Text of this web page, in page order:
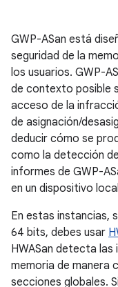
GWP-ASan está
seguridad de la
los usuarios. GWP-
de contexto posible
acceso de la
de asignación/
deducir cómo se
como la detección
informes de GWP-
en un dispositivo
En estas instancias,
64 bits, debes usar
HWASan detecta
memoria de manera
secciones globales.